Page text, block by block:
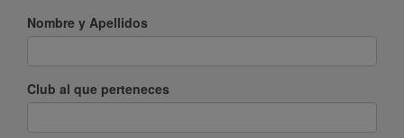
Nombre y Apellidos
Club al que perteneces